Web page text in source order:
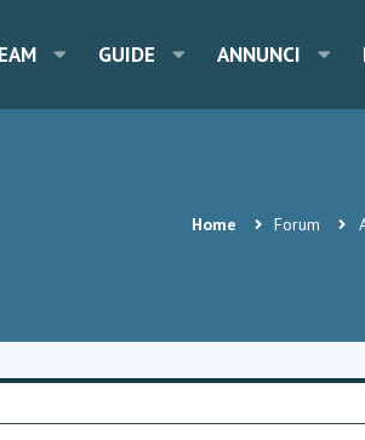
GUIDE ANNUNCI
Home Forum